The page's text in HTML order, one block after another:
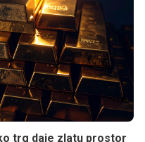
trg daje zlatu prostor